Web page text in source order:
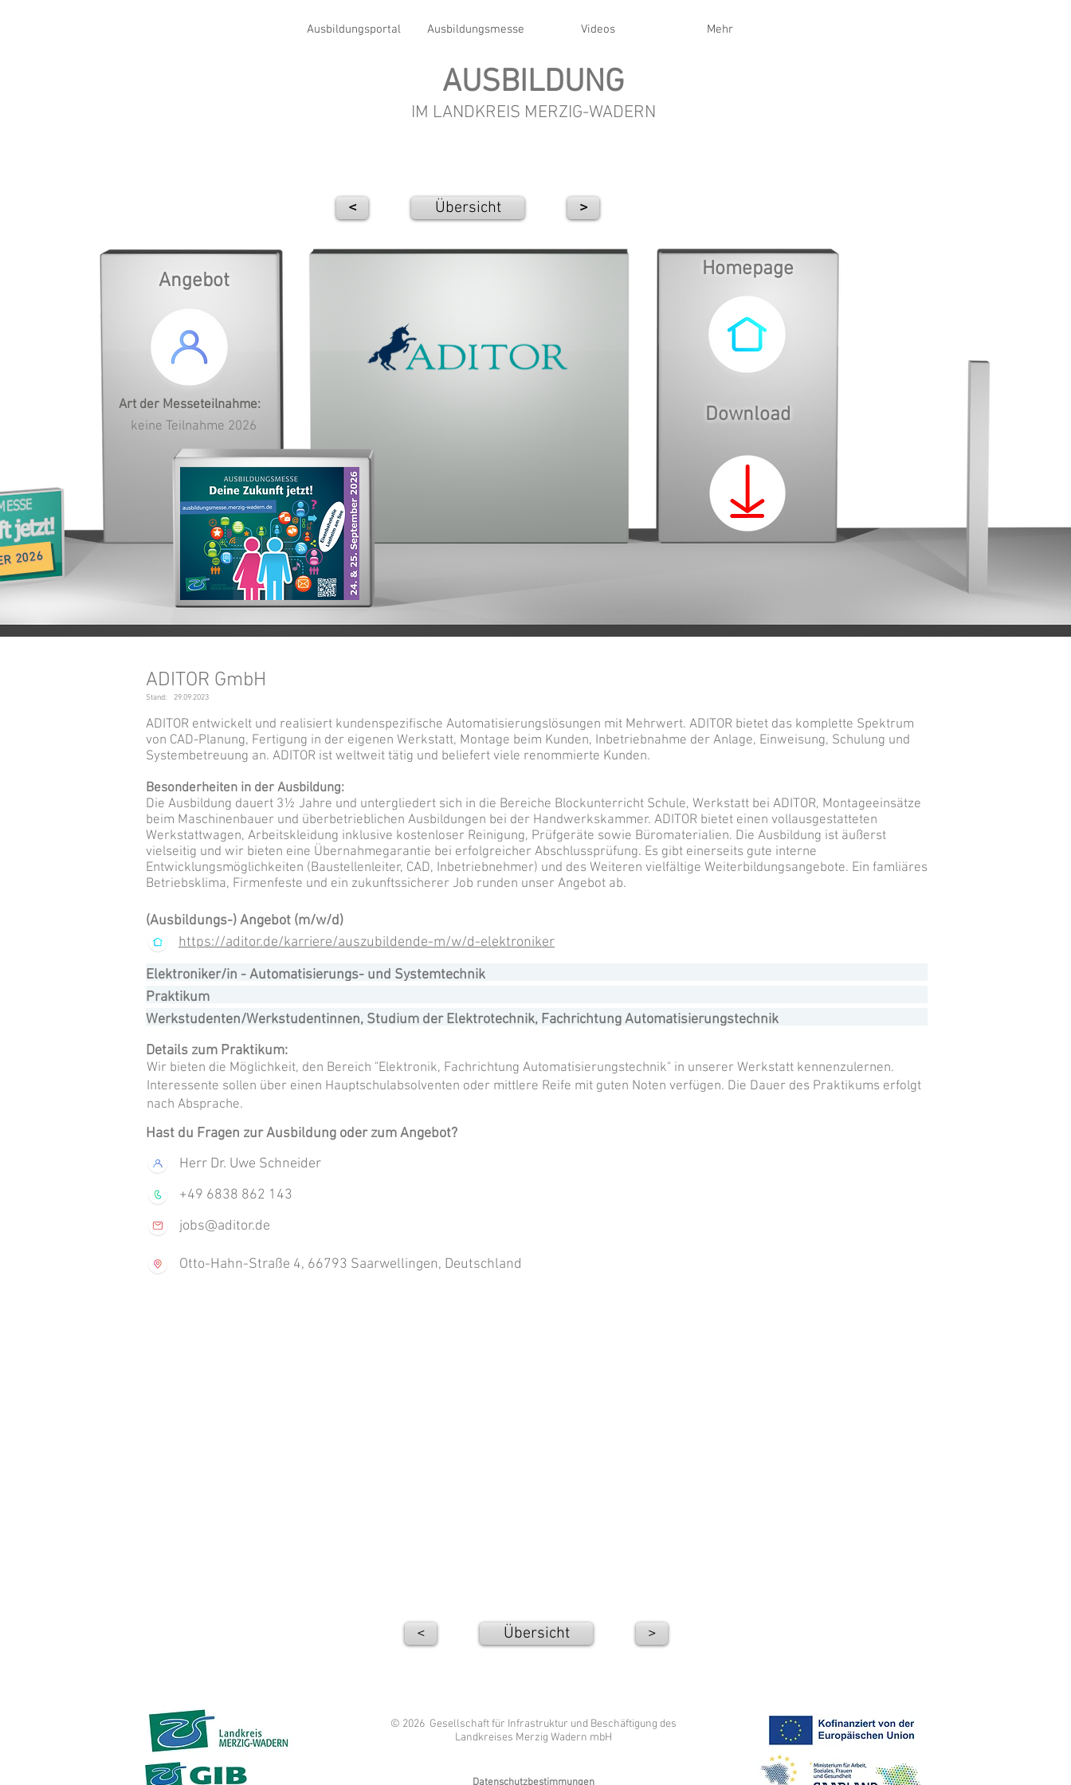
Ausbildungsportal Ausbildungsmesse Videos Mehr
AUSBILDUNG
IM LANDKREIS MERZIG-WADERN
< Übersicht >
Angebot
Download
Homepage
2026
keine Teilnahme 2026
Art der Messeteilnahme:
ADITOR GmbH
Stand: 29.09.2023
ADITOR entwickelt und realisiert kundenspezifische Automatisierungslösungen mit Mehrwert. ADITOR bietet das komplette Spektrum
von CAD-Planung, Fertigung in der eigenen Werkstatt, Montage beim Kunden, Inbetriebnahme der Anlage, Einweisung, Schulung und
Systembetreuung an. ADITOR ist weltweit tätig und beliefert viele renommierte Kunden.
Besonderheiten in der Ausbildung:
Die Ausbildung dauert 3½ Jahre und untergliedert sich in die Bereiche Blockunterricht Schule, Werkstatt bei ADITOR, Montageeinsätze
beim Maschinenbauer und überbetrieblichen Ausbildungen bei der Handwerkskammer. ADITOR bietet einen vollausgestatteten
Werkstattwagen, Arbeitskleidung inklusive kostenloser Reinigung, Prüfgeräte sowie Büromaterialien. Die Ausbildung ist äußerst
vielseitig und wir bieten eine Übernahmegarantie bei erfolgreicher Abschlussprüfung. Es gibt einerseits gute interne
Entwicklungsmöglichkeiten (Baustellenleiter, CAD, Inbetriebnehmer) und des Weiteren vielfältige Weiterbildungsangebote. Ein famliäres
Betriebsklima, Firmenfeste und ein zukunftssicherer Job runden unser Angebot ab.
(Ausbildungs-) Angebot (m/w/d)
https://aditor.de/karriere/auszubildende-m/w/d-elektroniker
Elektroniker/in - Automatisierungs- und Systemtechnik
Praktikum
Werkstudenten/Werkstudentinnen, Studium der Elektrotechnik, Fachrichtung Automatisierungstechnik
Details zum Praktikum:
Wir bieten die Möglichkeit, den Bereich "Elektronik, Fachrichtung Automatisierungstechnik" in unserer Werkstatt kennenzulernen.
Interessente sollen über einen Hauptschulabsolventen oder mittlere Reife mit guten Noten verfügen. Die Dauer des Praktikums erfolgt
nach Absprache.
Hast du Fragen zur Ausbildung oder zum Angebot?
Herr Dr. Uwe Schneider
+49 6838 862 143
jobs@aditor.de
Otto-Hahn-Straße 4, 66793 Saarwellingen, Deutschland
< Übersicht >
© 2026 Gesellschaft für Infrastruktur und Beschäftigung des
Landkreises Merzig Wadern mbH